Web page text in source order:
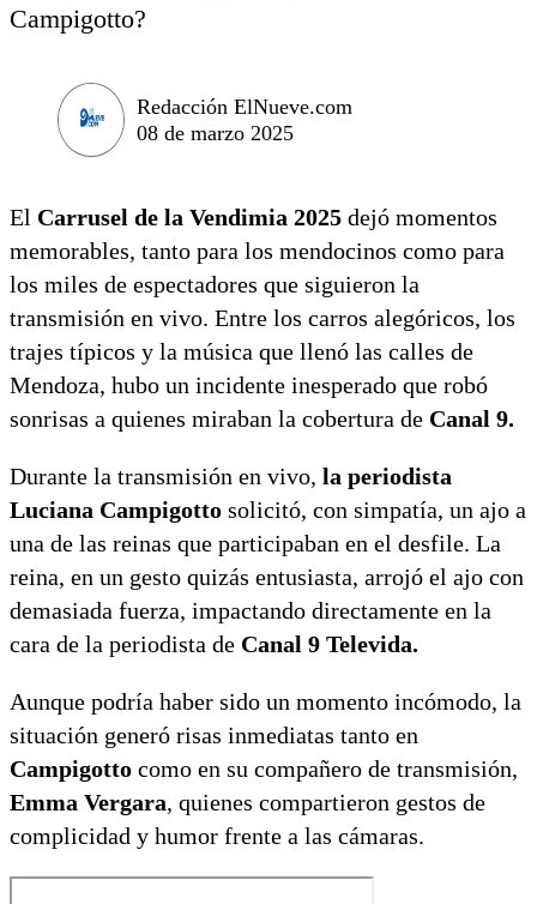
Campigotto?
Redacción ElNueve.com
08 de marzo 2025
El Carrusel de la Vendimia 2025 dejó momentos
memorables, tanto para los mendocinos como para
los miles de espectadores que siguieron la
transmisión en vivo. Entre los carros alegóricos, los
trajes típicos y la música que llenó las calles de
Mendoza, hubo un incidente inesperado que robó
sonrisas a quienes miraban la cobertura de Canal 9.
Durante la transmisión en vivo, la periodista
Luciana Campigotto solicitó, con simpatía, un ajo a
una de las reinas que participaban en el desfile. La
reina, en un gesto quizás entusiasta, arrojó el ajo con
demasiada fuerza, impactando directamente en la
cara de la periodista de Canal 9 Televida.
Aunque podría haber sido un momento incómodo, la
situación generó risas inmediatas tanto en
Campigotto como en su compañero de transmisión,
Emma Vergara, quienes compartieron gestos de
complicidad y humor frente a las cámaras.